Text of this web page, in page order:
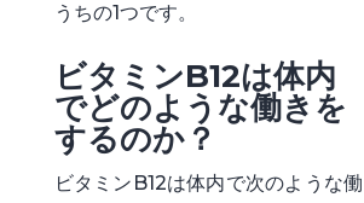
うちの1つです。
ビタミンB12は体内
でどのような働きを
するのか？
ビタミンB12は体内で次のような働